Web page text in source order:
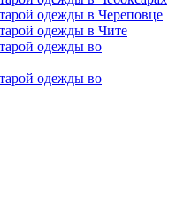
одежды в Череповце
одежды в Чите
одежды во
одежды во